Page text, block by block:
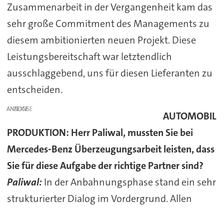
Zusammenarbeit in der Vergangenheit kam das
sehr große Commitment des Managements zu
diesem ambitionierten neuen Projekt. Diese
Leistungsbereitschaft war letztendlich
ausschlaggebend, uns für diesen Lieferanten zu
entscheiden.
ANZEIGE
AUTOMOBIL
PRODUKTION: Herr Paliwal, mussten Sie bei
Mercedes-Benz Überzeugungsarbeit leisten, dass
Sie für diese Aufgabe der richtige Partner sind?
Paliwal:In der Anbahnungsphase stand ein sehr
strukturierter Dialog im Vordergrund. Allen